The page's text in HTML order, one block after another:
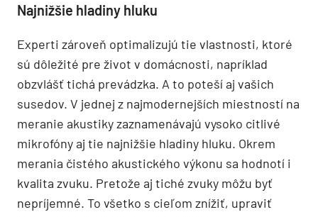
Najnižšie hladiny hluku
Experti zároveň optimalizujú tie vlastnosti, ktoré
sú dôležité pre život v domácnosti, napríklad
obzvlášť tichá prevádzka. A to poteší aj vašich
susedov. V jednej z najmodernejších miestností na
meranie akustiky zaznamenávajú vysoko citlivé
mikrofóny aj tie najnižšie hladiny hluku. Okrem
merania čistého akustického výkonu sa hodnotí i
kvalita zvuku. Pretože aj tiché zvuky môžu byť
nepríjemné. To všetko s cieľom znížiť, upraviť